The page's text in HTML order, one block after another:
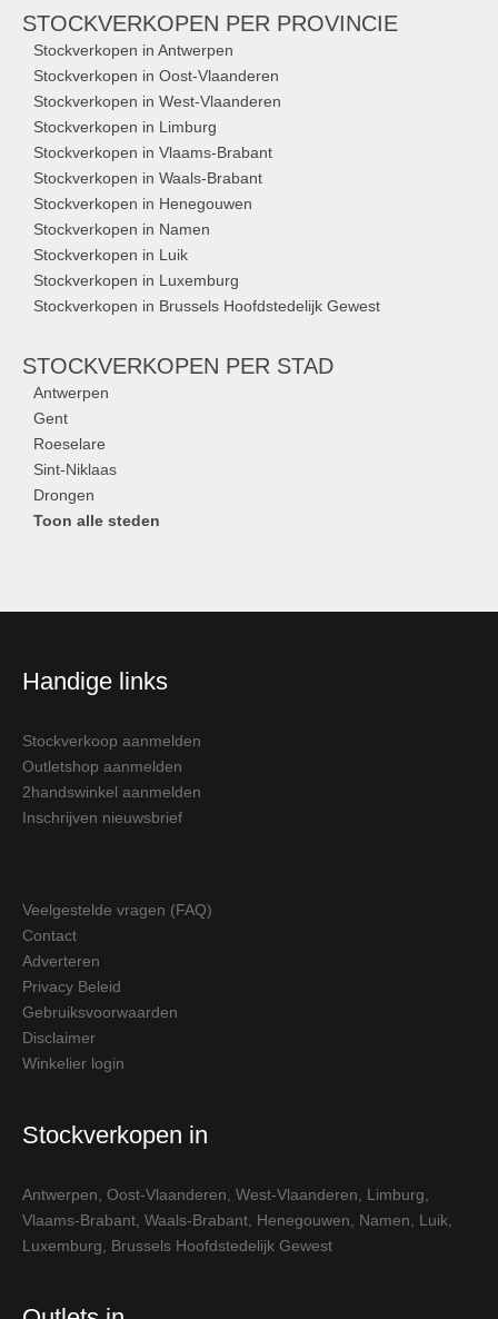
STOCKVERKOPEN PER PROVINCIE
Stockverkopen in Antwerpen
Stockverkopen in Oost-Vlaanderen
Stockverkopen in West-Vlaanderen
Stockverkopen in Limburg
Stockverkopen in Vlaams-Brabant
Stockverkopen in Waals-Brabant
Stockverkopen in Henegouwen
Stockverkopen in Namen
Stockverkopen in Luik
Stockverkopen in Luxemburg
Stockverkopen in Brussels Hoofdstedelijk Gewest
STOCKVERKOPEN PER STAD
Antwerpen
Gent
Roeselare
Sint-Niklaas
Drongen
Toon alle steden
Handige links
Stockverkoop aanmelden
Outletshop aanmelden
2handswinkel aanmelden
Inschrijven nieuwsbrief
Veelgestelde vragen (FAQ)
Contact
Adverteren
Privacy Beleid
Gebruiksvoorwaarden
Disclaimer
Winkelier login
Stockverkopen in
Antwerpen Oost-Vlaanderen West-Vlaanderen Limburg
Vlaams-Brabant Waals-Brabant Henegouwen Namen Luik
Luxemburg
Brussels Hoofdstedelijk Gewest